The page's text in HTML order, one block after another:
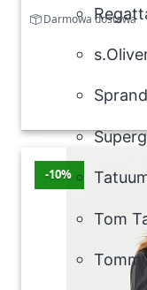
Tom
Darmowa dostawa
-10%